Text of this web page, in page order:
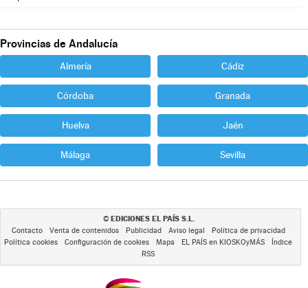
Provincias de Andalucía
Almería Cádiz
Córdoba Granada
Huelva Jaén
Málaga Sevilla
© EDICIONES EL PAÍS S.L.
Contacto Venta de contenidos Publicidad Aviso legal
Política de privacidad
Política cookies
Configuración de cookies Mapa EL PAÍS en KIOSKOyMÁS
Índice
RSS